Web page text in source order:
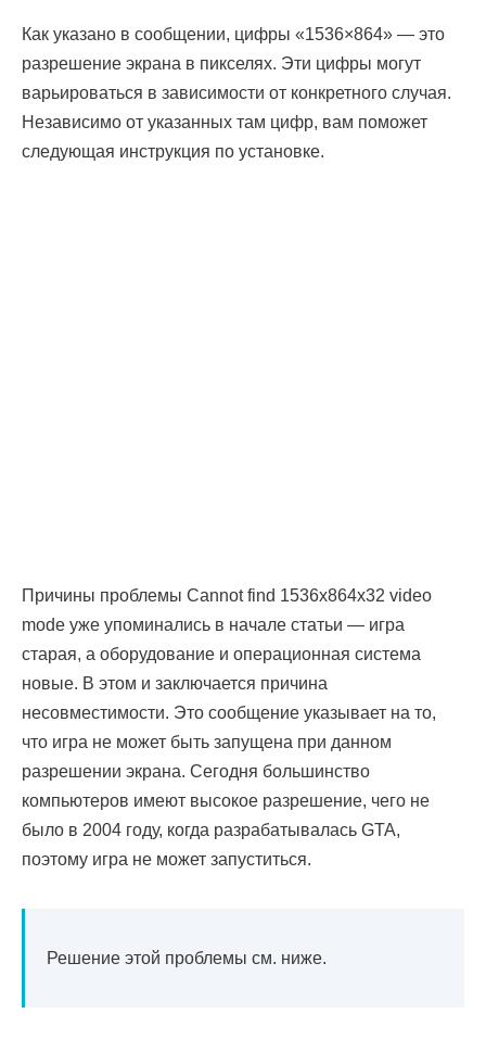
Как указано в сообщении, цифры «1536×864» — это
разрешение экрана в пикселях. Эти цифры могут
варьироваться в зависимости от конкретного случая.
Независимо от указанных там цифр, вам поможет
следующая инструкция по установке.
Причины проблемы Cannot find 1536x864x32 video
mode уже упоминались в начале статьи — игра
старая, а оборудование и операционная система
новые. В этом и заключается причина
несовместимости. Это сообщение указывает на то,
что игра не может быть запущена при данном
разрешении экрана. Сегодня большинство
компьютеров имеют высокое разрешение, чего не
было в 2004 году, когда разрабатывалась GTA,
поэтому игра не может запуститься.
Решение этой проблемы см. ниже.